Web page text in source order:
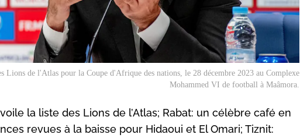
Lions de l'Atlas pour la Coupe d'Afrique des nations, le 28 décembre 2023 au Complexe
Mohammed VI de football à Maâmora.
la liste des Lions de l’Atlas; Rabat: un célèbre café en
revues à la baisse pour Hidaoui et El Omari; Tiznit: